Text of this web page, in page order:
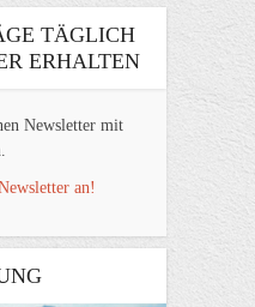
TÄGLICH
ERHALTEN
Newsletter mit
an!